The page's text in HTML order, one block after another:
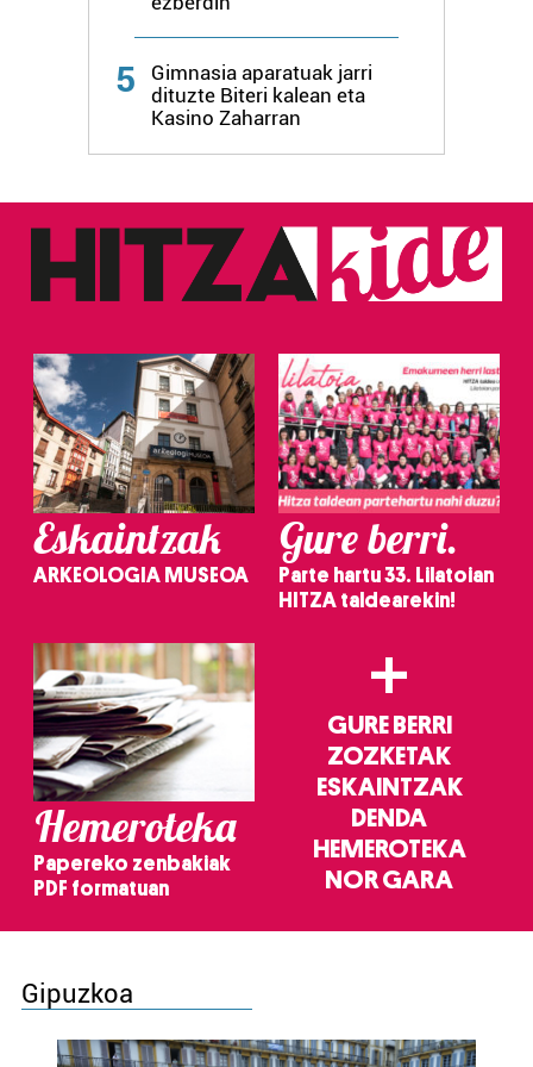
zerbitzuak hobetzeko asmoz, cookie teknologiaz
baliatzen gara. Ohar hau onartuz gero, teknologia hori
5
Gimnasia aparatuak jarri
dituzte Biteri kalean eta
Kasino Zaharran
Eskaintzak
ARKEOLOGIA MUSEOA
Gure berri.
Parte hartu 33. Lilatoian
HITZA taldearekin!
Hemeroteka
Papereko zenbakiak
PDF formatuan
+
GURE BERRI
ZOZKETAK
ESKAINTZAK
DENDA
HEMEROTEKA
NOR GARA
Gipuzkoa